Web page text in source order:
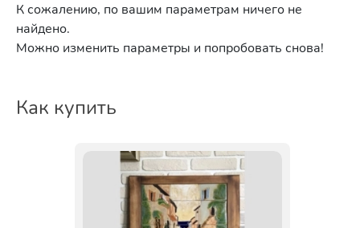
К сожалению, по вашим параметрам ничего не
найдено.
Можно изменить параметры и попробовать снова!
Как купить